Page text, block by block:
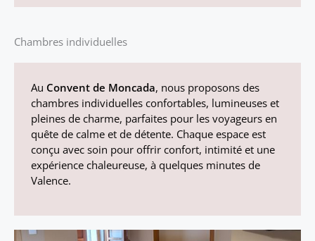
Chambres individuelles
Au Convent de Moncada, nous proposons des
chambres individuelles confortables, lumineuses et
pleines de charme, parfaites pour les voyageurs en
quête de calme et de détente. Chaque espace est
conçu avec soin pour offrir confort, intimité et une
expérience chaleureuse, à quelques minutes de
Valence.